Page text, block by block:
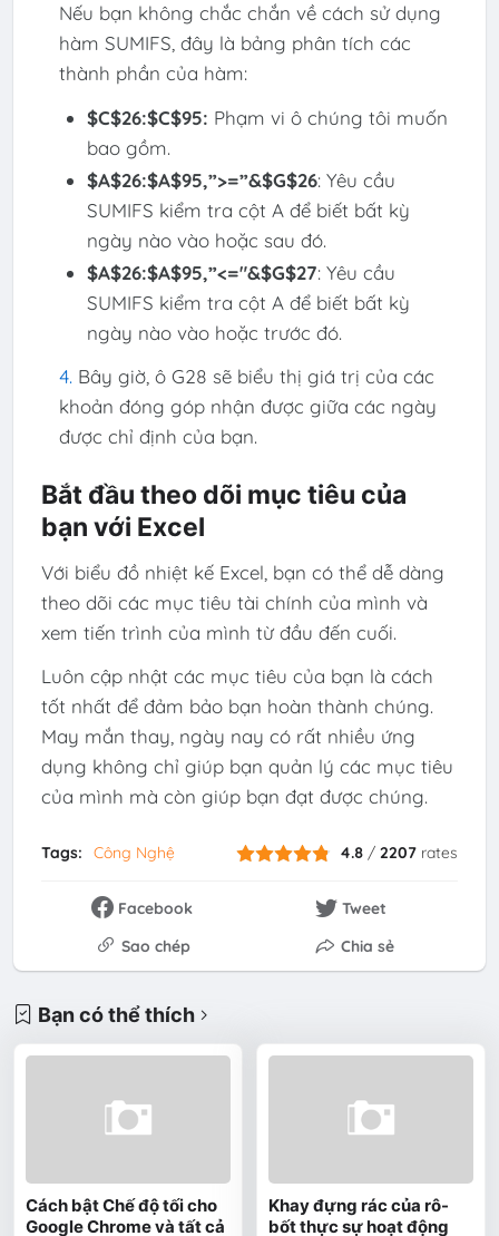
Nếu bạn không chắc chắn về cách sử dụng
hàm SUMIFS, đây là bảng phân tích các
thành phần của hàm:
$C$26:$C$95: Phạm vi ô chúng tôi muốn
bao gồm.
$A$26:$A$95,”>=”&$G$26: Yêu cầu
SUMIFS kiểm tra cột A để biết bất kỳ
ngày nào vào hoặc sau đó.
$A$26:$A$95,”<="&$G$27: Yêu cầu
SUMIFS kiểm tra cột A để biết bất kỳ
ngày nào vào hoặc trước đó.
Bây giờ, ô G28 sẽ biểu thị giá trị của các
khoản đóng góp nhận được giữa các ngày
được chỉ định của bạn.
Bắt đầu theo dõi mục tiêu của
bạn với Excel
Với biểu đồ nhiệt kế Excel, bạn có thể dễ dàng
theo dõi các mục tiêu tài chính của mình và
xem tiến trình của mình từ đầu đến cuối.
Luôn cập nhật các mục tiêu của bạn là cách
tốt nhất để đảm bảo bạn hoàn thành chúng.
May mắn thay, ngày nay có rất nhiều ứng
dụng không chỉ giúp bạn quản lý các mục tiêu
của mình mà còn giúp bạn đạt được chúng.
Tags: Công Nghệ 4.8 /2207 rates
Facebook
Tweet
Sao chép
Chia sẻ
Bạn có thể thích
Cách bật Chế độ tối cho
Google Chrome và tất cả
Khay đựng rác của rô-
bốt thực sự hoạt động